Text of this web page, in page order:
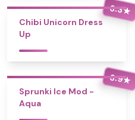
3.3★
Chibi Unicorn Dress
Up
3.9★
Sprunki Ice Mod -
Aqua